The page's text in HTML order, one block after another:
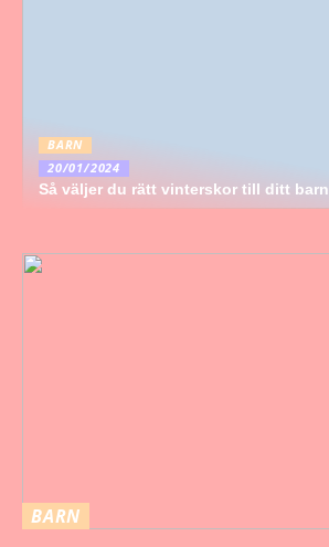
BARN
20/01/2024
Så väljer du rätt vinterskor till ditt barn
BARN